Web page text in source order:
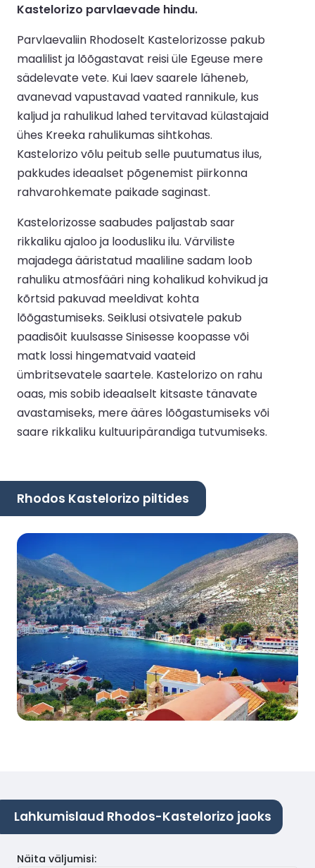
Kastelorizo parvlaevade hindu.
Parvlaevaliin Rhodoselt Kastelorizosse pakub
maalilist ja lõõgastavat reisi üle Egeuse mere
sädelevate vete. Kui laev saarele läheneb,
avanevad vapustavad vaated rannikule, kus
kaljud ja rahulikud lahed tervitavad külastajaid
ühes Kreeka rahulikumas sihtkohas.
Kastelorizo võlu peitub selle puutumatus ilus,
pakkudes ideaalset põgenemist piirkonna
rahvarohkemate paikade saginast.
Kastelorizosse saabudes paljastab saar
rikkaliku ajaloo ja loodusliku ilu. Värviliste
majadega ääristatud maaliline sadam loob
rahuliku atmosfääri ning kohalikud kohvikud ja
kõrtsid pakuvad meeldivat kohta
lõõgastumiseks. Seiklusi otsivatele pakub
paadisõit kuulsasse Sinisesse koopasse või
matk lossi hingematvaid vaateid
ümbritsevatele saartele. Kastelorizo on rahu
oaas, mis sobib ideaalselt kitsaste tänavate
avastamiseks, mere ääres lõõgastumiseks või
saare rikkaliku kultuuripärandiga tutvumiseks.
Rhodos Kastelorizo piltides
Lahkumislaud Rhodos-Kastelorizo jaoks
Näita väljumisi: